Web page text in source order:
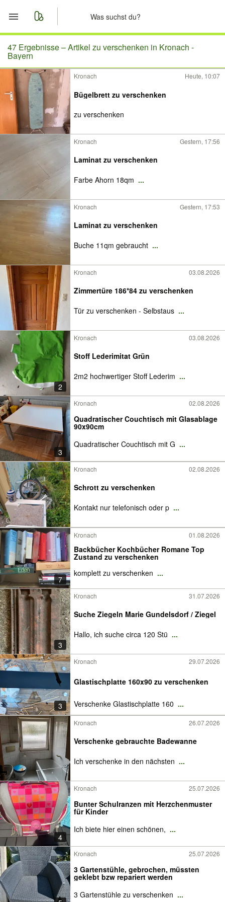
Start
Merkliste
Nachrichten
Anzeige aufgeben
47 Ergebnisse –Artikel zu verschenken in Kronach -
Bayern
Kronach Heute, 10:07
Bügelbrett zu verschenken
zu verschenken
Kronach Gestern, 17:56
Laminat zu verschenken
Farbe Ahorn 18qm ...
Kronach Gestern, 17:53
Laminat zu verschenken
Buche 11qm gebraucht ...
Kronach 03.08.2026
Zimmertüre 186*84 zu verschenken
Tür zu verschenken - Selbstaus ...
2
Kronach 03.08.2026
Stoff Lederimitat Grün
2m2 hochwertiger Stoff Lederim ...
3
Kronach 02.08.2026
Quadratischer Couchtisch mit Glasablage
90x90cm
Quadratischer Couchtisch mit G ...
Kronach 02.08.2026
Schrott zu verschenken
Kontakt nur telefonisch oder p ...
7
Kronach 01.08.2026
Backbücher Kochbücher Romane Top
Zustand zu verschenken
komplett zu verschenken ...
3
Kronach 31.07.2026
Suche Ziegeln Marie Gundelsdorf / Ziegel
Hallo, ich suche circa 120 Stü ...
3
Kronach 29.07.2026
Glastischplatte 160x90 zu verschenken
Verschenke Glastischplatte 160 ...
Kronach 26.07.2026
Verschenke gebrauchte Badewanne
Ich verschenke in den nächsten ...
4
Kronach 25.07.2026
Bunter Schulranzen mit Herzchenmuster
für Kinder
Ich biete hier einen schönen, ...
Kronach 25.07.2026
3 Gartenstühle, gebrochen, müssten
geklebt bzw repariert werden
3 Gartenstühle zu verschenken ...